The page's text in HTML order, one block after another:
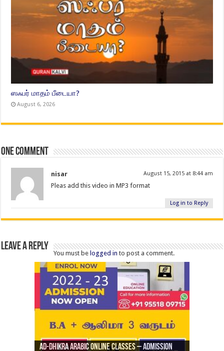
ஸஃபர் மாதம் பீடையா?
August 6, 2026
One comment
nisar August 15, 2015 at 8:44 am
Pleas add this video in MP3 format
Log in to Reply
Leave a Reply
You must be logged in to post a comment.
Ad-Dhikra Arabic Online Classes – Admission
ரியாத் ஜும்ஆ தமிழாக்கம், Jamia Al Hajiri